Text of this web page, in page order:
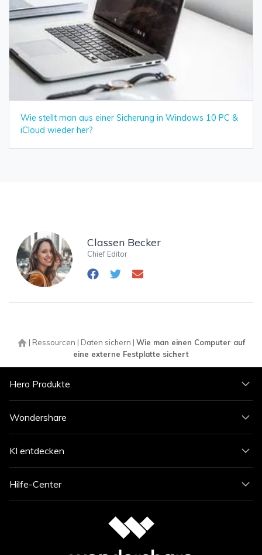
Wie stellt man aus einer Sicherung in Windows 10 PC &
iCloud wieder her?
Classen Becker
Chief Editor
| Ressourcen | Daten sichern | Wie man einen Computer auf
eine externe Festplatte sichert
Hero Produkte
Wondershare
KI entdecken
Hilfe-Center